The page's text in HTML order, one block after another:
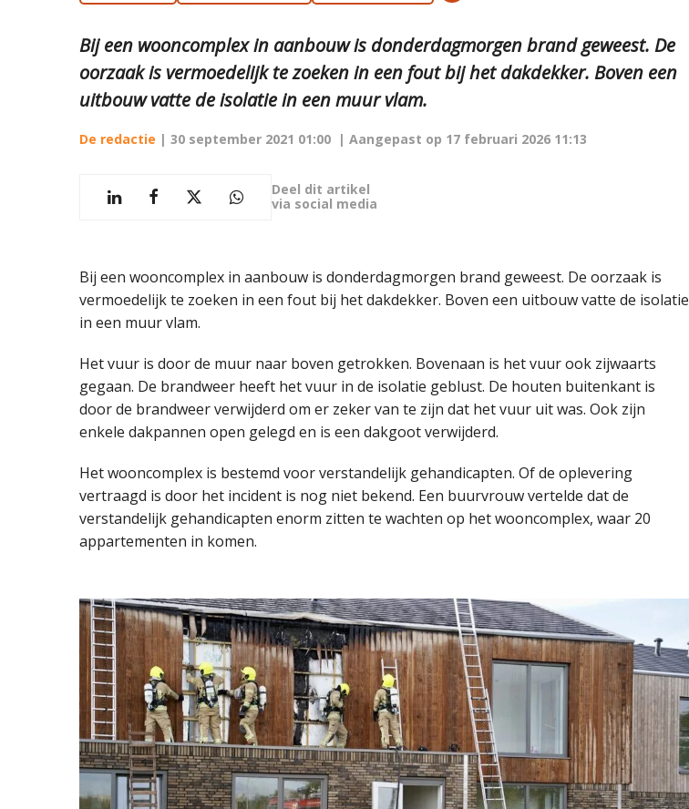
Bij een wooncomplex in aanbouw is donderdagmorgen brand geweest. De
oorzaak is vermoedelijk te zoeken in een fout bij het dakdekker. Boven een
uitbouw vatte de isolatie in een muur vlam.
De redactie | 30 september 2021 01:00 | Aangepast op 17 februari 2026 11:13
Deel dit artikel
via social media
Bij een wooncomplex in aanbouw is donderdagmorgen brand geweest. De oorzaak is
vermoedelijk te zoeken in een fout bij het dakdekker. Boven een uitbouw vatte de isolatie
in een muur vlam.
Het vuur is door de muur naar boven getrokken. Bovenaan is het vuur ook zijwaarts
gegaan. De brandweer heeft het vuur in de isolatie geblust. De houten buitenkant is
door de brandweer verwijderd om er zeker van te zijn dat het vuur uit was. Ook zijn
enkele dakpannen open gelegd en is een dakgoot verwijderd.
Het wooncomplex is bestemd voor verstandelijk gehandicapten. Of de oplevering
vertraagd is door het incident is nog niet bekend. Een buurvrouw vertelde dat de
verstandelijk gehandicapten enorm zitten te wachten op het wooncomplex, waar 20
appartementen in komen.